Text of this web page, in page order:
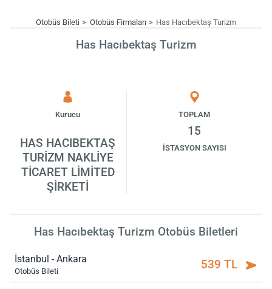
Otobüs Bileti Otobüs Firmaları Has Hacıbektaş Turizm
Has Hacıbektaş Turizm
Kurucu
HAS HACIBEKTAŞ
TURİZM NAKLİYE
TİCARET LİMİTED
ŞİRKETİ
TOPLAM
15
İSTASYON SAYISI
Has Hacıbektaş Turizm Otobüs Biletleri
İstanbul - Ankara
Otobüs Bileti 539 TL